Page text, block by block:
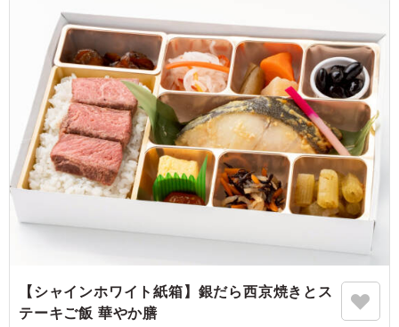
【シャインホワイト紙箱】銀だら西京焼きとス
テーキご飯 華やか膳